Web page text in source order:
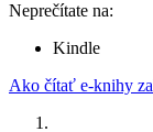
Neprečítate na:
Kindle
Ako čítať e-knihy